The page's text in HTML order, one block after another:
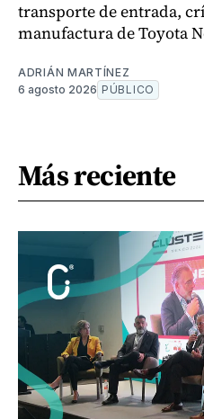
transporte de entrada,
manufactura de Toyota
ADRIÁN MARTÍNEZ
6 agosto 2026 PÚBLICO
Más reciente